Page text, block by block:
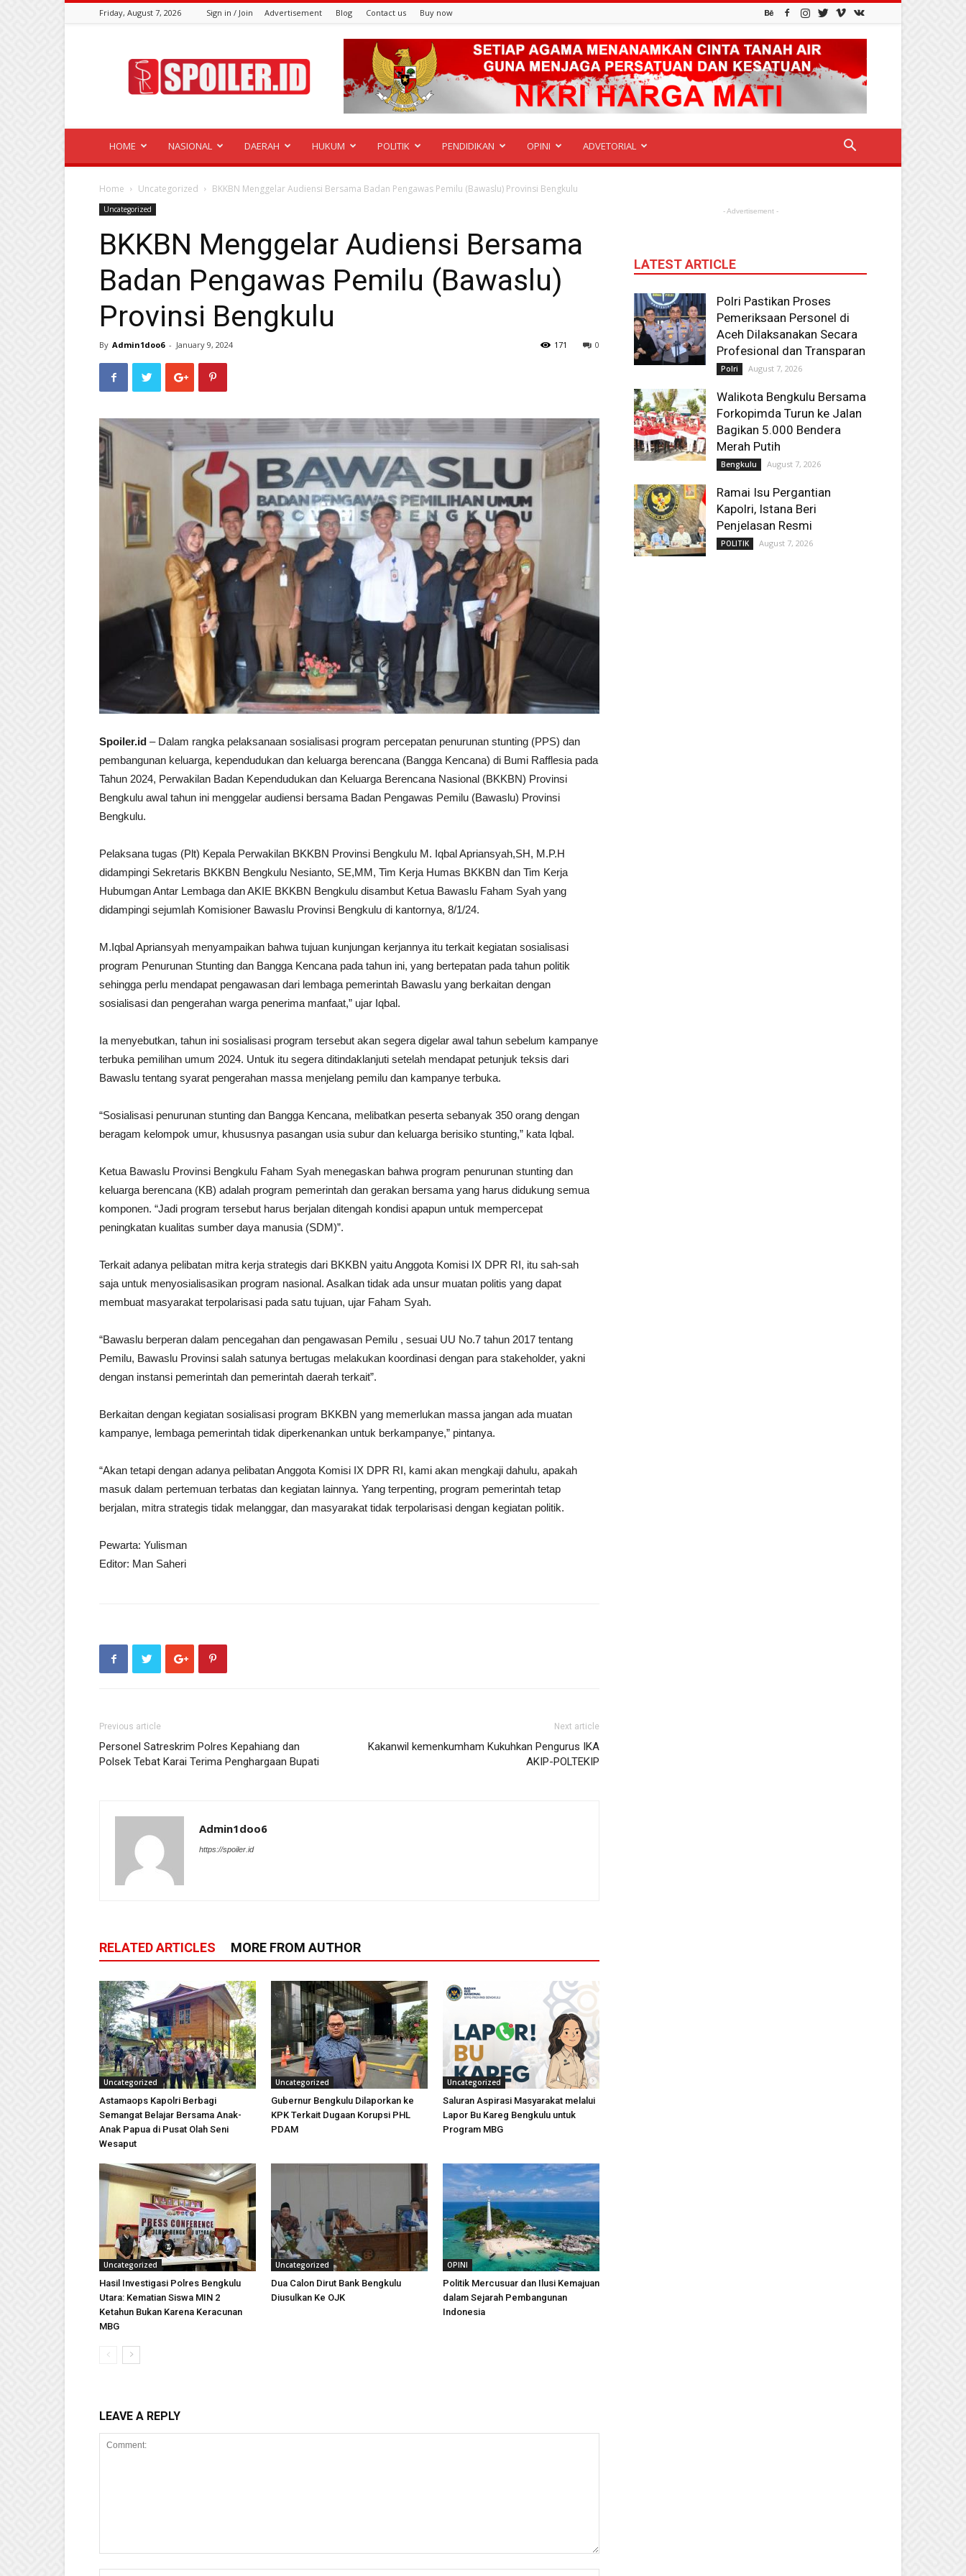
Friday, August 7, 2026 Sign in / Join Advertisement Blog Contact us Buy now
HOME NASIONAL DAERAH HUKUM POLITIK PENDIDIKAN OPINI ADVETORIAL
Home Uncategorized BKKBN Menggelar Audiensi Bersama Badan Pengawas Pemilu (Bawaslu) Provinsi Bengkulu
Uncategorized
BKKBN Menggelar Audiensi Bersama
Badan Pengawas Pemilu (Bawaslu)
Provinsi Bengkulu
By Admin1doo6 - January 9, 2024 0
171
Spoiler.id – Dalam rangka pelaksanaan sosialisasi program percepatan penurunan stunting (PPS) dan
pembangunan keluarga, kependudukan dan keluarga berencana (Bangga Kencana) di Bumi Rafflesia pada
Tahun 2024, Perwakilan Badan Kependudukan dan Keluarga Berencana Nasional (BKKBN) Provinsi
Bengkulu awal tahun ini menggelar audiensi bersama Badan Pengawas Pemilu (Bawaslu) Provinsi
Bengkulu.
Pelaksana tugas (Plt) Kepala Perwakilan BKKBN Provinsi Bengkulu M. Iqbal Apriansyah,SH, M.P.H
didampingi Sekretaris BKKBN Bengkulu Nesianto, SE,MM, Tim Kerja Humas BKKBN dan Tim Kerja
Hubumgan Antar Lembaga dan AKIE BKKBN Bengkulu disambut Ketua Bawaslu Faham Syah yang
didampingi sejumlah Komisioner Bawaslu Provinsi Bengkulu di kantornya, 8/1/24.
M.Iqbal Apriansyah menyampaikan bahwa tujuan kunjungan kerjannya itu terkait kegiatan sosialisasi
program Penurunan Stunting dan Bangga Kencana pada tahun ini, yang bertepatan pada tahun politik
sehingga perlu mendapat pengawasan dari lembaga pemerintah Bawaslu yang berkaitan dengan
sosialisasi dan pengerahan warga penerima manfaat,” ujar Iqbal.
Ia menyebutkan, tahun ini sosialisasi program tersebut akan segera digelar awal tahun sebelum kampanye
terbuka pemilihan umum 2024. Untuk itu segera ditindaklanjuti setelah mendapat petunjuk teksis dari
Bawaslu tentang syarat pengerahan massa menjelang pemilu dan kampanye terbuka.
“Sosialisasi penurunan stunting dan Bangga Kencana, melibatkan peserta sebanyak 350 orang dengan
beragam kelompok umur, khususnya pasangan usia subur dan keluarga berisiko stunting,” kata Iqbal.
Ketua Bawaslu Provinsi Bengkulu Faham Syah menegaskan bahwa program penurunan stunting dan
keluarga berencana (KB) adalah program pemerintah dan gerakan bersama yang harus didukung semua
komponen. “Jadi program tersebut harus berjalan ditengah kondisi apapun untuk mempercepat
peningkatan kualitas sumber daya manusia (SDM)”.
Terkait adanya pelibatan mitra kerja strategis dari BKKBN yaitu Anggota Komisi IX DPR RI, itu sah-sah
saja untuk menyosialisasikan program nasional. Asalkan tidak ada unsur muatan politis yang dapat
membuat masyarakat terpolarisasi pada satu tujuan, ujar Faham Syah.
“Bawaslu berperan dalam pencegahan dan pengawasan Pemilu , sesuai UU No.7 tahun 2017 tentang
Pemilu, Bawaslu Provinsi salah satunya bertugas melakukan koordinasi dengan para stakeholder, yakni
dengan instansi pemerintah dan pemerintah daerah terkait”.
Berkaitan dengan kegiatan sosialisasi program BKKBN yang memerlukan massa jangan ada muatan
kampanye, lembaga pemerintah tidak diperkenankan untuk berkampanye,” pintanya.
“Akan tetapi dengan adanya pelibatan Anggota Komisi IX DPR RI, kami akan mengkaji dahulu, apakah
masuk dalam pertemuan terbatas dan kegiatan lainnya. Yang terpenting, program pemerintah tetap
berjalan, mitra strategis tidak melanggar, dan masyarakat tidak terpolarisasi dengan kegiatan politik.
Pewarta: Yulisman
Editor: Man Saheri
Previous article
Personel Satreskrim Polres Kepahiang dan
Polsek Tebat Karai Terima Penghargaan Bupati
Next article
Kakanwil kemenkumham Kukuhkan Pengurus IKA
AKIP-POLTEKIP
Admin1doo6
https://spoiler.id
RELATED ARTICLES MORE FROM AUTHOR
Uncategorized
Astamaops Kapolri Berbagi
Semangat Belajar Bersama Anak-
Anak Papua di Pusat Olah Seni
Wesaput
Uncategorized
Gubernur Bengkulu Dilaporkan ke
KPK Terkait Dugaan Korupsi PHL
PDAM
Uncategorized
Saluran Aspirasi Masyarakat melalui
Lapor Bu Kareg Bengkulu untuk
Program MBG
Uncategorized
Hasil Investigasi Polres Bengkulu
Utara: Kematian Siswa MIN 2
Ketahun Bukan Karena Keracunan
MBG
Uncategorized
Dua Calon Dirut Bank Bengkulu
Diusulkan Ke OJK
OPINI
Politik Mercusuar dan Ilusi Kemajuan
dalam Sejarah Pembangunan
Indonesia
LEAVE A REPLY
- Advertisement -
LATEST ARTICLE
Polri Pastikan Proses
Pemeriksaan Personel di
Aceh Dilaksanakan Secara
Profesional dan Transparan
Polri August 7, 2026
Walikota Bengkulu Bersama
Forkopimda Turun ke Jalan
Bagikan 5.000 Bendera
Merah Putih
Bengkulu August 7, 2026
Ramai Isu Pergantian
Kapolri, Istana Beri
Penjelasan Resmi
POLITIK August 7, 2026